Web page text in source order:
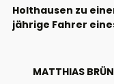
Holthausen zu
jährige Fahrer
MATTHIAS